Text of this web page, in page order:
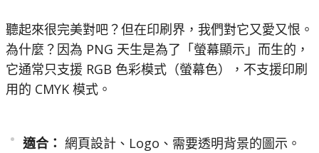
聽起來很完美對吧？但在印刷界，我們對它又愛又恨。
為什麼？因為 PNG 天生是為了「螢幕顯示」而生的，
它通常只支援 RGB 色彩模式（螢幕色），不支援印刷
用的 CMYK 模式。
適合： 網頁設計、Logo、需要透明背景的圖示。